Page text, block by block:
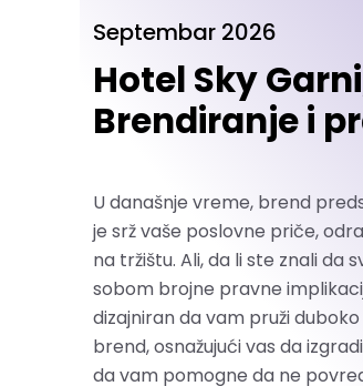
Septembar 2026
Hotel Sky
Brendiranje i
U današnje vreme, brend
je srž vaše poslovne priče,
na tržištu. Ali, da li ste znali da
sobom brojne pravne
dizajniran da vam pruži
brend, osnažujući vas da
da vam pomogne da ne